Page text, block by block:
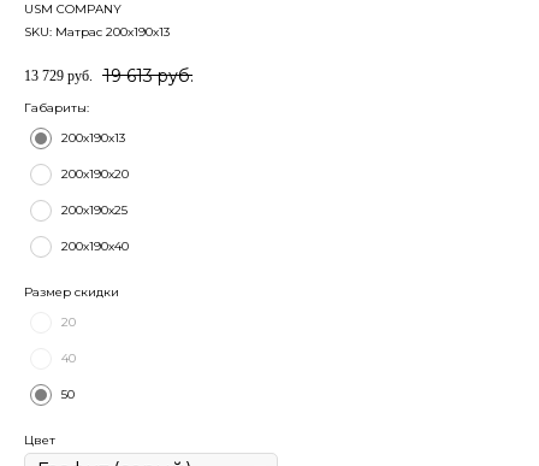
USM COMPANY
SKU: Матрас 200х190х13
13 729 руб. 19 613 руб.
Габариты:
200х190х13
200х190х20
200х190х25
200х190х40
Размер скидки
20
40
50
Цвет